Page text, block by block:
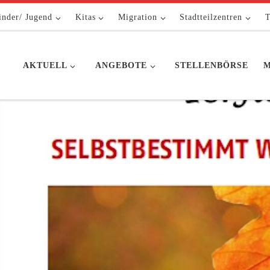
Jugend Kitas Migration Stadtteilzentren
AKTUELL ANGEBOTE STELLENBÖRSE